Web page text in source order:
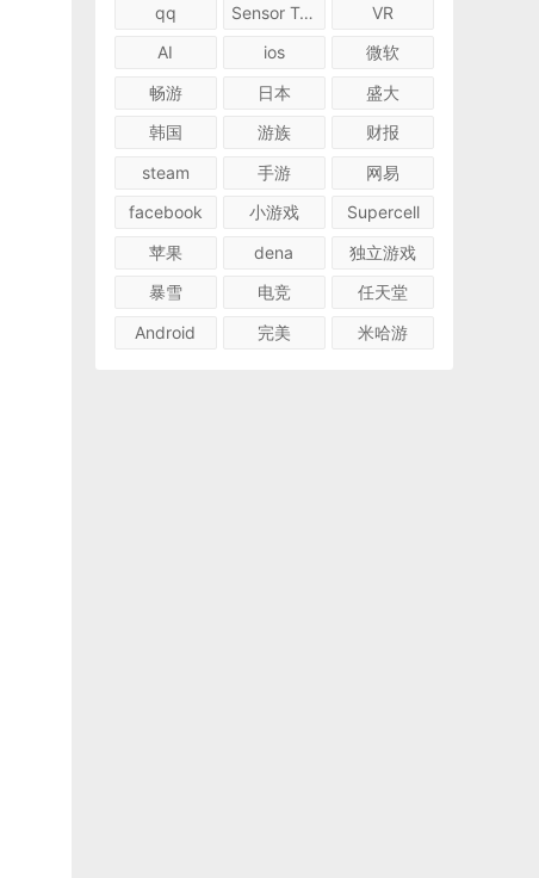
qq
Sensor Tower
VR
AI
ios
微软
畅游
日本
盛大
韩国
游族
财报
steam
手游
网易
facebook
小游戏
Supercell
苹果
dena
独立游戏
暴雪
电竞
任天堂
Android
完美 米哈游